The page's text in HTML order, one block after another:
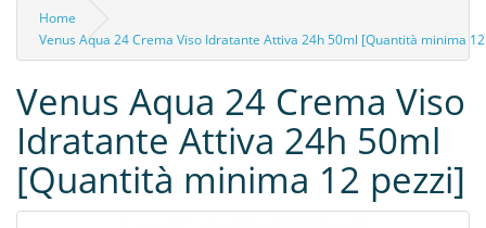
Home
Venus Aqua 24 Crema Viso Idratante Attiva 24h 50ml [Quantità minima
Venus Aqua 24 Crema Viso
Idratante Attiva 24h 50ml
[Quantità minima 12 pezzi]